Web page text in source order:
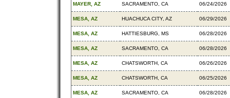
MAYER, AZ SACRAMENTO, CA 06/24/2026
MESA, AZ HUACHUCA CITY, AZ 06/29/2026
MESA, AZ HATTIESBURG, MS 06/28/2026
MESA, AZ SACRAMENTO, CA 06/28/2026
MESA, AZ CHATSWORTH, CA 06/26/2026
MESA, AZ CHATSWORTH, CA 06/25/2026
MESA, AZ SACRAMENTO, CA 06/28/2026